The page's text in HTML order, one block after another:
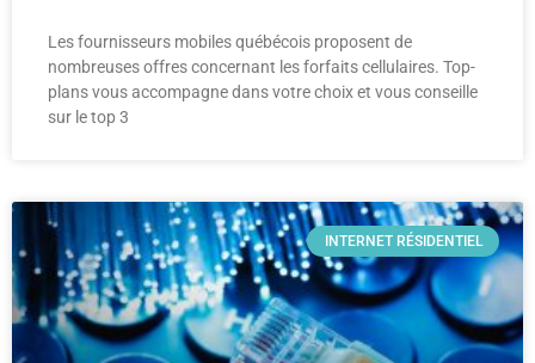
Les fournisseurs mobiles québécois proposent de
nombreuses offres concernant les forfaits cellulaires. Top-
plans vous accompagne dans votre choix et vous conseille
sur le top 3
INTERNET RÉSIDENTIEL